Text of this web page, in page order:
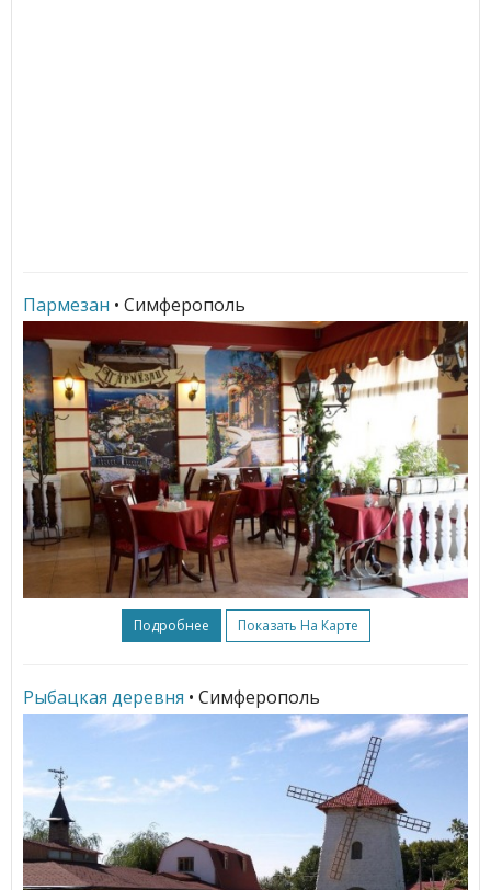
Пармезан • Симферополь
Подробнее Показать На Карте
Рыбацкая деревня • Симферополь